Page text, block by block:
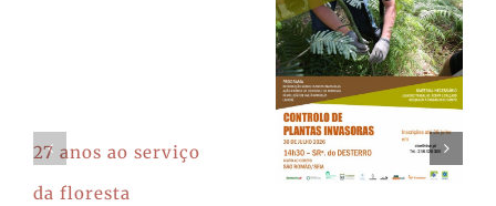
27 anos ao serviço
da floresta